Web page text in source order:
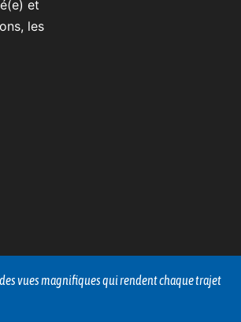
et
les
de situations complexes. Cela a renforcé ma